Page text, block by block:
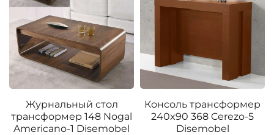
Журнальный стол
трансформер 148 Nogal
Americano-1 Disemobel
Консоль трансформер
240x90 368 Cerezo-5
Disemobel